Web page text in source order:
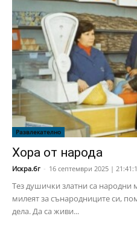
Развлекателно
Хора от народа
Искра.бг - 16 септември 2025 |
Тез душички златни са народни
милеят за сънародниците си,
дела. Да са живи...